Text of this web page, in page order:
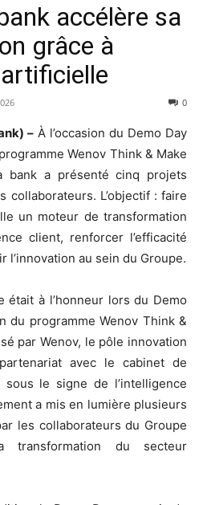
accélère sa
grâce à
0
– À l’occasion du Demo Day
Wenov Think & Make
bank a présenté cinq projets
collaborateurs. L’objectif : faire
un moteur de transformation
client, renforcer l’efficacité
au sein du Groupe.
était à l’honneur lors du Demo
du programme Wenov Think &
par Wenov, le pôle innovation
avec le cabinet de
le signe de l’intelligence
a mis en lumière plusieurs
les collaborateurs du Groupe
transformation du secteur